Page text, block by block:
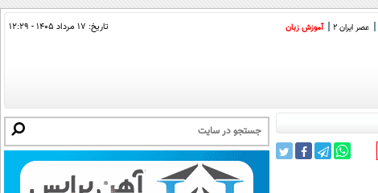
عصر ایران 2 آموزش زبان تاریخ: ۱۷ مرداد ۱۴۰۵ - ۱۲:۲۹